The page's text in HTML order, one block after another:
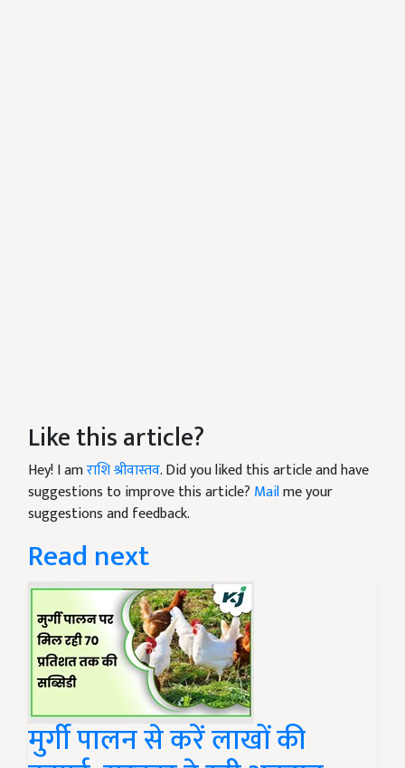
Like this article?
Hey! I amराशि श्रीवास्तव. Did you liked this article and have
suggestions to improve this article? Mailme your
suggestions and feedback.
Read next
मुर्गी पालन से करें लाखों की